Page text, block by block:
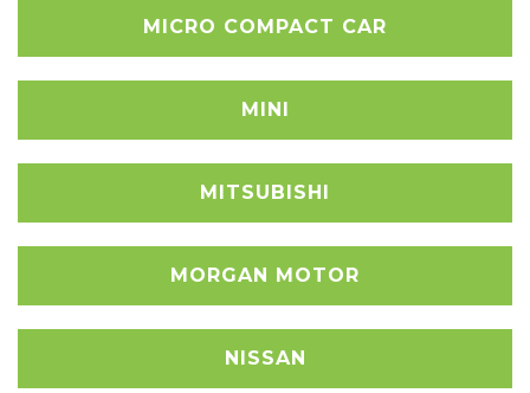
MICRO COMPACT CAR
MINI
MITSUBISHI
MORGAN MOTOR
NISSAN